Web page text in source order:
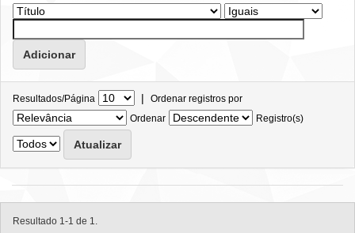
Resultados/Página | Ordenar registros por
Ordenar
Registro(s)
Resultado 1-1 de 1.